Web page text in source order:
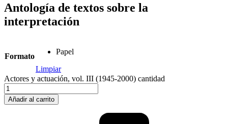
Antología de textos sobre la
interpretación
Formato
Papel
Limpiar
Actores y actuación, vol. III (1945-2000) cantidad
Añadir al carrito